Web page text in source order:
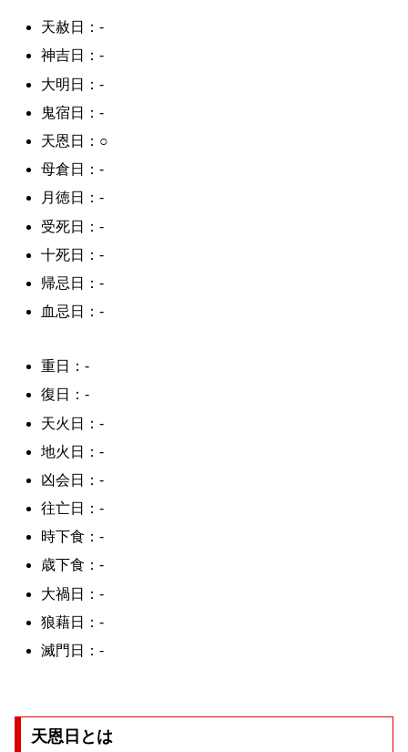
天赦日：-
神吉日：-
大明日：-
鬼宿日：-
天恩日：○
母倉日：-
月徳日：-
受死日：-
十死日：-
帰忌日：-
血忌日：-
重日：-
復日：-
天火日：-
地火日：-
凶会日：-
往亡日：-
時下食：-
歳下食：-
大禍日：-
狼藉日：-
滅門日：-
天恩日とは